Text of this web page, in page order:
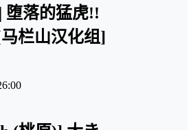
堕落的猛虎!!
栏山汉化组]